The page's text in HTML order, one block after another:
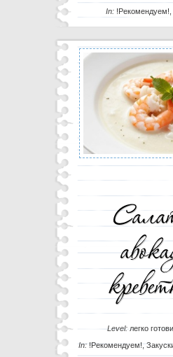
In: !Рекомендуем!
Level: легко
In: !Рекомендуем!